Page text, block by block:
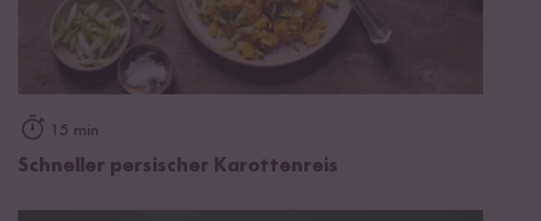
15 min
Schneller persischer Karottenreis